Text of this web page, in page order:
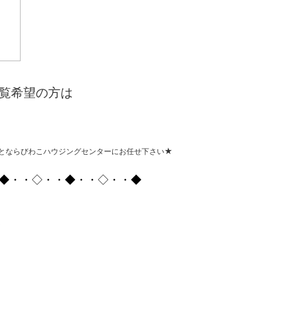
希望の方は
ならびわこハウジングセンターにお任せ下さい★
・・◇・・◆・・◇・・◆